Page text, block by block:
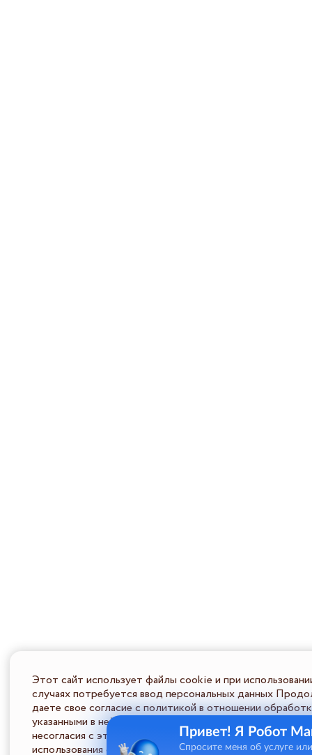
Этот сайт использует файлы cookie и при
случаях потребуется ввод персональных данных
даете свое согласие с политикой в отношении
указанными в ней условиями обработки персональной
несогласия с этими условиями Пользователь должен
использования сайта.
Привет! Я Робот
Спросите меня об услуге